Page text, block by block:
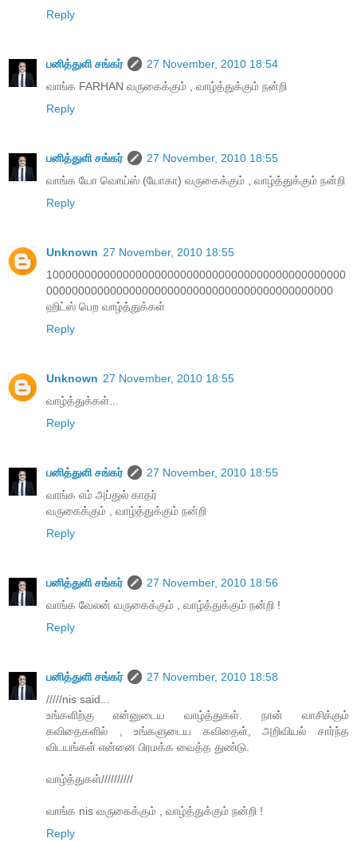
Reply
பனித்துளி சங்கர்
27 November, 2010 18:54
வாங்க FARHAN வருகைக்கும் , வாழ்த்துக்கும் நன்றி
Reply
பனித்துளி சங்கர்
27 November, 2010 18:55
வாங்க யோ வொய்ஸ் (யோகா) வருகைக்கும் , வாழ்த்துக்கும் நன்றி
Reply
Unknown 27 November, 2010 18:55
10000000000000000000000000000000000000000000000
000000000000000000000000000000000000000000000
ஹிட்ஸ் பெற வாழ்த்துக்கள்
Reply
Unknown 27 November, 2010 18:55
வாழ்த்துக்கள்...
Reply
பனித்துளி சங்கர்
27 November, 2010 18:55
வாங்க எம் அப்துல் காதர்
வருகைக்கும் , வாழ்த்துக்கும் நன்றி
Reply
பனித்துளி சங்கர்
27 November, 2010 18:56
வாங்க வேலன் வருகைக்கும் , வாழ்த்துக்கும் நன்றி !
Reply
பனித்துளி சங்கர்
27 November, 2010 18:58
/////nis said...
உங்களிற்கு என்னுடைய வாழ்த்துகள். நான் வாசிக்கும்
கவிதைகளில் , உங்களுடைய கவிதைள், அறிவியல் சார்ந்த
விடயங்கள் என்னை பிரமக்க வைத்த துண்டு.
வாழ்த்துகள்//////////
வாங்க nis வருகைக்கும் , வாழ்த்துக்கும் நன்றி !
Reply